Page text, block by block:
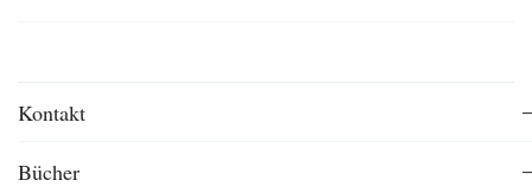
Kontakt
Bücher